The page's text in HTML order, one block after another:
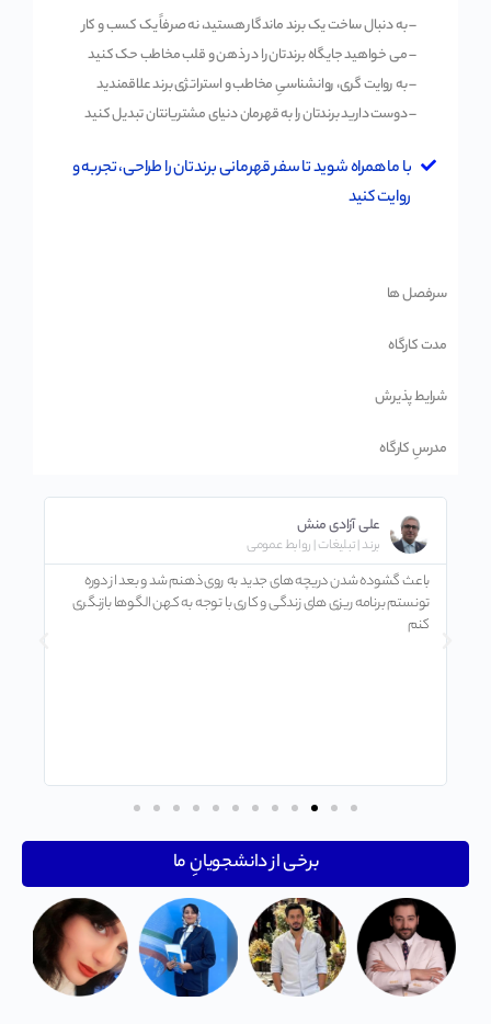
– به دنبال ساخت یک برند ماندگار هستید، نه صرفاً یک کسب و کار
– می خواهید جایگاه برندتان را در ذهن و قلب مخاطب حک کنید
– به روایت گری، روانشناسیِ مخاطب و استراتژی برند علاقمندید
– دوست دارید برندتان را به قهرمان دنیای مشتریانتان تبدیل کنید
با ما همراه شوید تا سفر قهرمانی برندتان را طراحی، تجربه و
روایت کنید
سرفصل ها
مدت کارگاه
شرایط پذیرش
مدرسِ کارگاه
علی آزادی منش
برند | تبلیغات | روابط عمومی
باعث گشوده شدن دریچه های جدید به روی ذهنم شد و بعد از دوره
تونستم برنامه ریزی های زندگی و کاری با توجه به کهن الگوها بازنگری
کنم
برخی از دانشجویانِ ما